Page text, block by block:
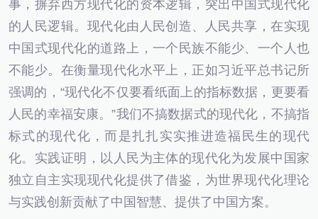
事，摒弃西方现代化的资本逻辑，突出中国式现代化
的人民逻辑。现代化由人民创造、人民共享，在实现
中国式现代化的道路上，一个民族不能少、一个人也
不能少。在衡量现代化水平上，正如习近平总书记所
强调的，“现代化不仅要看纸面上的指标数据，更要看
人民的幸福安康。”我们不搞数据式的现代化，不搞指
标式的现代化，而是扎扎实实推进造福民生的现代
化。实践证明，以人民为主体的现代化为发展中国家
独立自主实现现代化提供了借鉴，为世界现代化理论
与实践创新贡献了中国智慧、提供了中国方案。